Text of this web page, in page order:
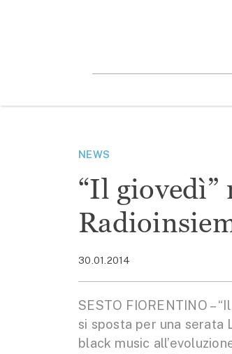
NEWS
“Il giovedì”
30.01.2014
SESTO FIORENTINO –
si sposta per una serata
black music